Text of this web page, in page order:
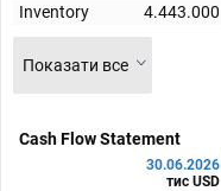
Inventory 4.443.000
Показати все
Cash Flow Statement
30.06.2026
тис USD